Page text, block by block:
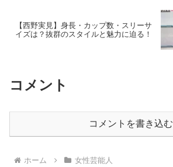
【西野実見】身長・カップ数・スリーサ
イズは？抜群のスタイルと魅力に迫る！
コメント
コメントを書き込む
ホーム 女性芸能人